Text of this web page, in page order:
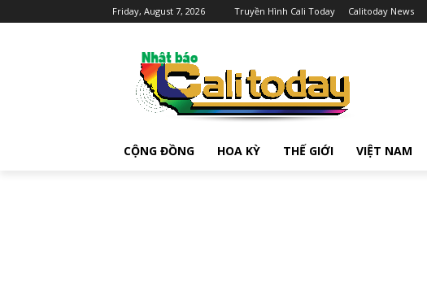
Friday, August 7, 2026 Truyền Hình Cali Today Calitoday News
CỘNG ĐỒNG HOA KỲ THẾ GIỚI VIỆT NAM